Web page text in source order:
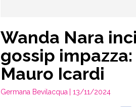
Wanda Nara
gossip
Mauro Icardi
Germana Bevilacqua | 13/11/2024